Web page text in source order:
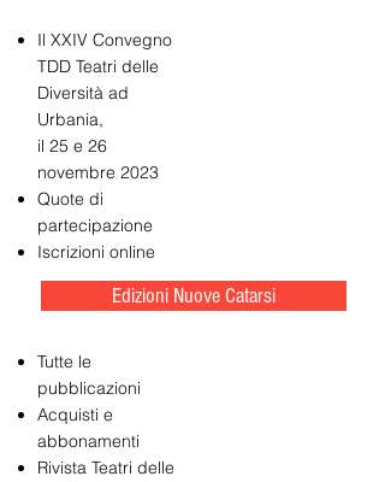
Il XXIV Convegno
TDD Teatri delle
Diversità ad
Urbania,
il 25 e 26
novembre 2023
Quote di
partecipazione
Iscrizioni online
Edizioni Nuove Catarsi
Tutte le
pubblicazioni
Acquisti e
abbonamenti
Rivista Teatri delle